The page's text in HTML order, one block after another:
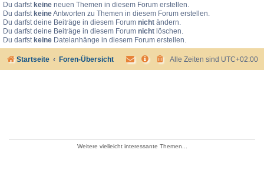
Du darfst keine neuen Themen in diesem Forum erstellen.
Du darfst keineAntworten zu Themen in diesem Forum erstellen.
Du darfst deine Beiträge in diesem Forum nicht ändern.
Du darfst deine Beiträge in diesem Forum nicht löschen.
Du darfst keine Dateianhänge in diesem Forum erstellen.
Startseite Foren-Übersicht Alle Zeiten sind UTC+02:00
Weitere vielleicht interessante Themen...